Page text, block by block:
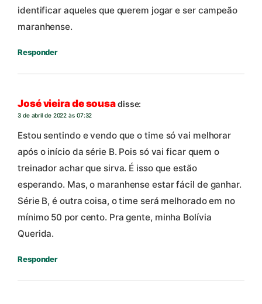
identificar aqueles que querem jogar e ser campeão
maranhense.
Responder
José vieira de sousadisse:
3 de abril de 2022 às 07:32
Estou sentindo e vendo que o time só vai melhorar
após o início da série B. Pois só vai ficar quem o
treinador achar que sirva. É isso que estão
esperando. Mas, o maranhense estar fácil de ganhar.
Série B, é outra coisa, o time será melhorado em no
mínimo 50 por cento. Pra gente, minha Bolívia
Querida.
Responder